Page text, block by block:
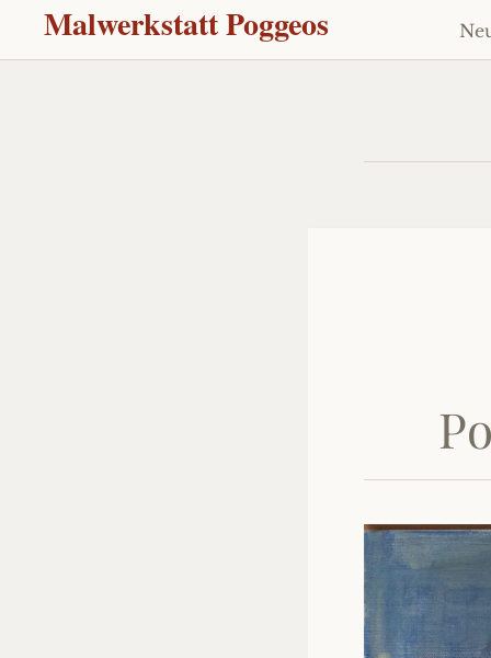
Malwerkstatt Poggeos